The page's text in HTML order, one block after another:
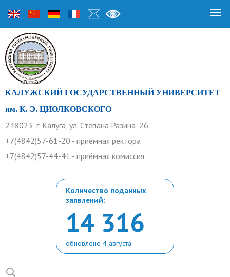
КАЛУЖСКИЙ ГОСУДАРСТВЕННЫЙ УНИВЕРСИТЕТ
им. К. Э. ЦИОЛКОВСКОГО
248023, г. Калуга, ул. Степана Разина, 26
+7(4842)57-61-20 - приёмная ректора
+7(4842)57-44-41 - приёмная комиссия
Количество поданных
заявлений:
14 316
обновлено 4 августа